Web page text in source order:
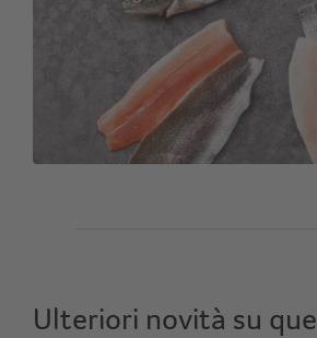
Ulteriori novità su